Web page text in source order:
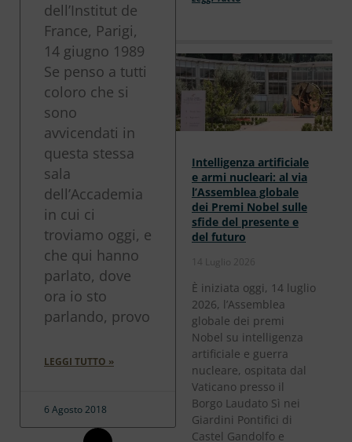
dell’Institut de
France, Parigi,
14 giugno 1989
Se penso a tutti
coloro che si
sono
avvicendati in
questa stessa
sala
dell’Accademia
in cui ci
troviamo oggi, e
che qui hanno
parlato, dove
ora io sto
parlando, provo
LEGGI TUTTO »
6 Agosto 2018
Intelligenza artificiale
e armi nucleari: al via
l’Assemblea globale
dei Premi Nobel sulle
sfide del presente e
del futuro
14 Luglio 2026
È iniziata oggi, 14 luglio
2026, l’Assemblea
globale dei premi
Nobel su intelligenza
artificiale e guerra
nucleare, ospitata dal
Vaticano presso il
Borgo Laudato Sì nei
Giardini Pontifici di
Castel Gandolfo e